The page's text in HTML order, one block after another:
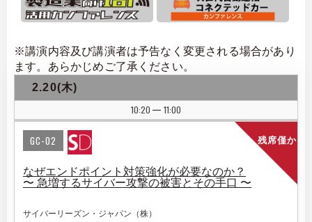
※講演内容及び講演者は予告なく変更される場合があり
ます。あらかじめご了承ください。
2.20(木)
10:20
| 11:00
残席僅か
GC-02
なぜエンドポイント対策強化が必要なのか？
〜 急増するサイバー攻撃の被害とその手口 〜
サイバーリーズン・ジャパン（株）